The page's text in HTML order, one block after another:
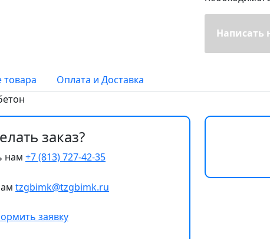
Написать
Оплата и Доставка
заказ?
нам +7 (813) 727-42-35
tzgbimk@tzgbimk.ru
заявку